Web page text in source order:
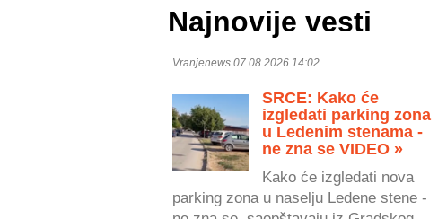
Najnovije vesti
Vranjenews 07.08.2026 14:02
SRCE: Kako će
izgledati parking zona
u Ledenim stenama -
ne zna se VIDEO »
Kako će izgledati nova
parking zona u naselju Ledene stene -